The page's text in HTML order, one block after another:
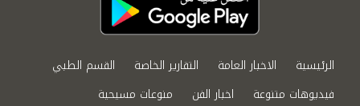
الرئيسية الاخبار العامة التقارير الخاصة
القسم الطبي
فيديوهات متنوعة
اخبار الفن
منوعات مسيحية